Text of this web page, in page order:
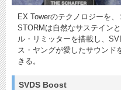
EX Towerのテクノロジーを、
STORMは自然なサステイン
ル・リミッターを搭載し、
ス・ヤングが愛したサウンド
きる。
SVDS Boost